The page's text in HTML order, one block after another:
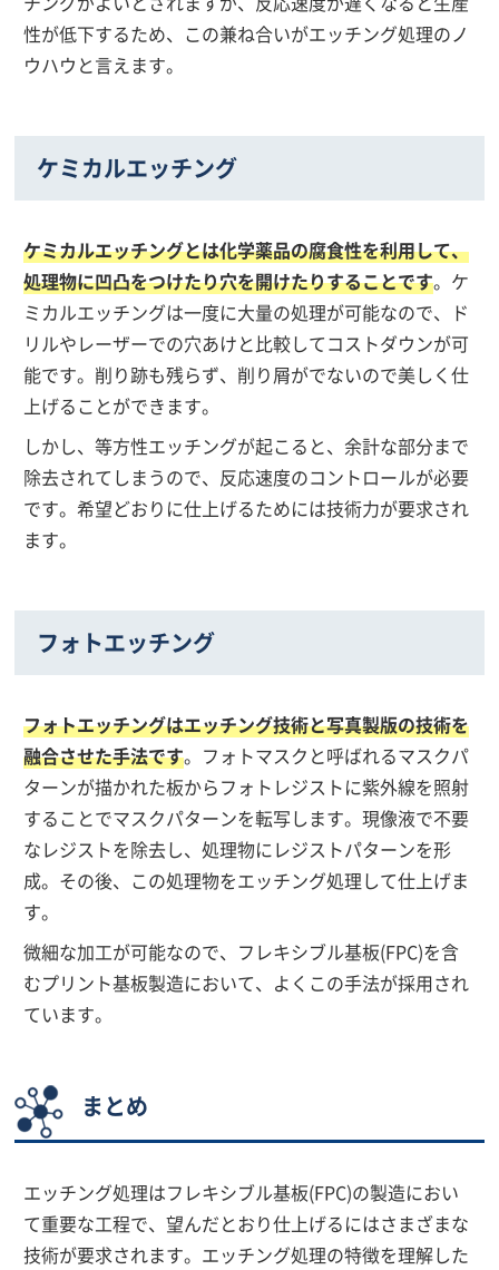
性が低下するため、この兼ね合いがエッチング処理のノ
ウハウと言えます。
ケミカルエッチング
ケミカルエッチングとは化学薬品の腐食性を利用して、
処理物に凹凸をつけたり穴を開けたりすることです。ケ
ミカルエッチングは一度に大量の処理が可能なので、ド
リルやレーザーでの穴あけと比較してコストダウンが可
能です。削り跡も残らず、削り屑がでないので美しく仕
上げることができます。
しかし、等方性エッチングが起こると、余計な部分まで
除去されてしまうので、反応速度のコントロールが必要
です。希望どおりに仕上げるためには技術力が要求され
ます。
フォトエッチング
フォトエッチングはエッチング技術と写真製版の技術を
融合させた手法です。フォトマスクと呼ばれるマスクパ
ターンが描かれた板からフォトレジストに紫外線を照射
することでマスクパターンを転写します。現像液で不要
なレジストを除去し、処理物にレジストパターンを形
成。その後、この処理物をエッチング処理して仕上げま
す。
微細な加工が可能なので、フレキシブル基板(FPC)を含
むプリント基板製造において、よくこの手法が採用され
ています。
まとめ
エッチング処理はフレキシブル基板(FPC)の製造におい
て重要な工程で、望んだとおり仕上げるにはさまざまな
技術が要求されます。エッチング処理の特徴を理解した